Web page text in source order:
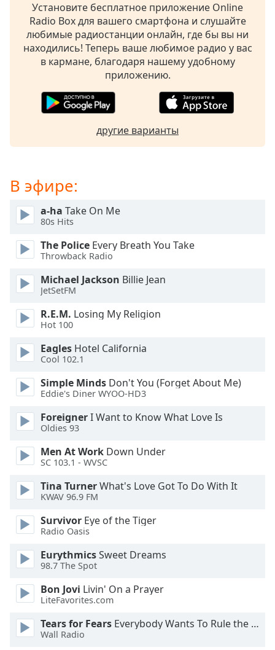
subtitles
settings
opens
subtitles
settings
subtitles
Audio
Picture-
in-
Fullscreen
window.
Beginning
window.
Escape
cancel
close
window.
Color
Opacity
Background
Color
Opacity
Установите бесплатное приложение Online
Radio Box для вашего смартфона и слушайте
любимые радиостанции онлайн, где бы вы ни
находились! Теперь ваше любимое радио у вас
в кармане, благодаря нашему удобному
приложению.
другие варианты
В эфире:
a-ha Take On Me
80s Hits
The Police Every Breath You Take
Throwback Radio
Michael Jackson Billie Jean
JetSetFM
R.E.M. Losing My Religion
Hot 100
Eagles Hotel California
Cool 102.1
Simple Minds Don't You (Forget About Me)
Eddie's Diner WYOO-HD3
ForeignerI Want to Know What Love Is
Oldies 93
Men At Work Down Under
SC 103.1 - WVSC
Tina TurnerWhat's Love Got To Do With It
KWAV 96.9 FM
Survivor Eye of the Tiger
Radio Oasis
EurythmicsSweet Dreams
98.7 The Spot
Bon Jovi Livin' On a Prayer
LiteFavorites.com
Tears for Fears Everybody Wants To Rule the World
Wall Radio